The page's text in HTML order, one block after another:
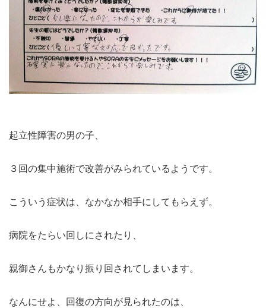
起立性障害の男の子、
３回の集中施術で改善がみられているようです。
こういう症状は、なかなか相手にしてもらえず。
病院をたらい回しにされたり、
親御さんもかなり振り回されてしまいます。
なんにせよ、回復の方向が見られたのは、